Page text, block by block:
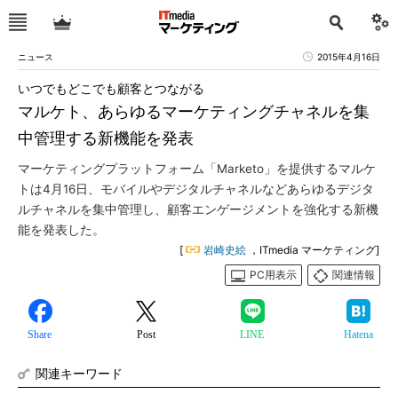
ニュース 2015年4月16日
マルケト、あらゆるマーケティングチャネルを集
中管理する新機能を発表
いつでもどこでも顧客とつながる
マーケティングプラットフォーム「Marketo」を提供するマルケ
トは4月16日、モバイルやデジタルチャネルなどあらゆるデジタ
ルチャネルを集中管理し、顧客エンゲージメントを強化する新機
能を発表した。
[ 岩崎史絵 ，ITmedia マーケティング]
PC用表示
関連情報
Share Post LINE Hatena
関連キーワード